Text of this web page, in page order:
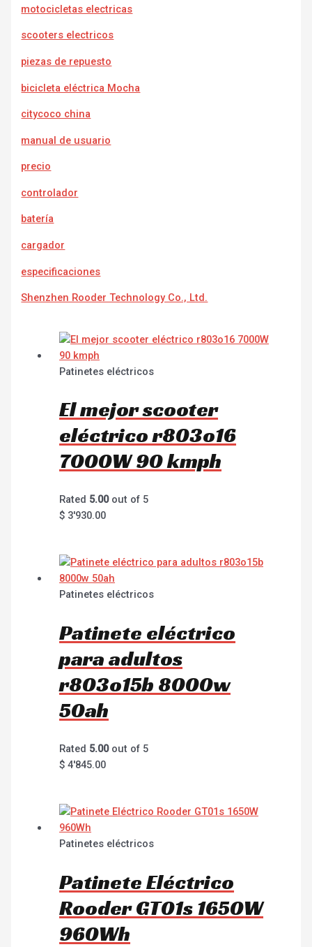
motocicletas electricas
scooters electricos
piezas de repuesto
bicicleta eléctrica Mocha
citycoco china
manual de usuario
precio
controlador
batería
cargador
especificaciones
Shenzhen Rooder Technology Co., Ltd.
Patinetes eléctricos
El mejor scooter
eléctrico r803o16
7000W 90 kmph
Rated 5.00out of 5
$ 3'930.00
Patinetes eléctricos
Patinete eléctrico
para adultos
r803o15b 8000w
50ah
Rated 5.00out of 5
$ 4'845.00
Patinetes eléctricos
Patinete Eléctrico
Rooder GT01s 1650W
960Wh